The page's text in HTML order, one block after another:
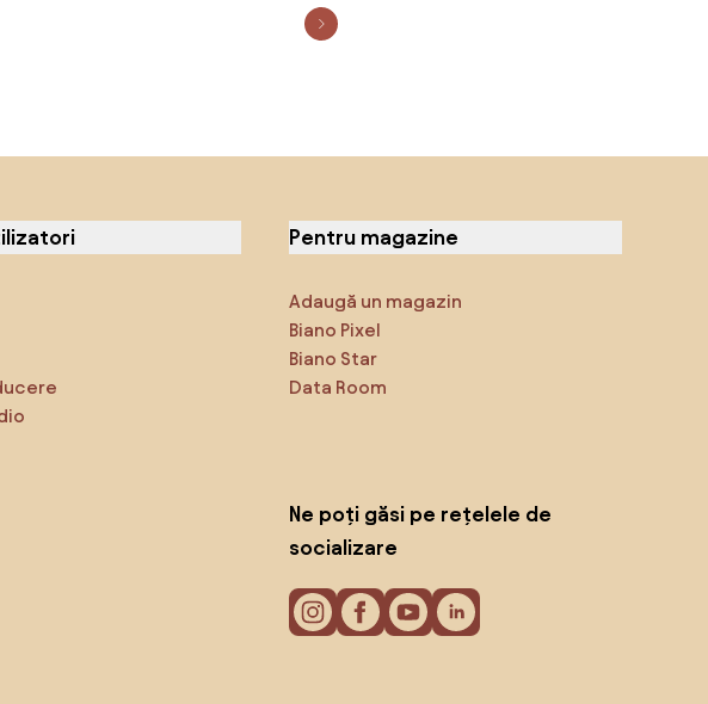
Pentru magazine
Adaugă un magazin
Biano Pixel
Biano Star
Data Room
Ne poți găsi pe rețelele de
socializare